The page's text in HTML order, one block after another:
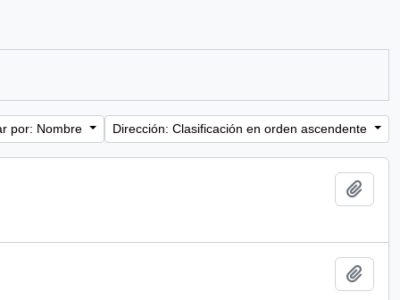
por: Nombre Dirección: Clasificación en orden ascendente